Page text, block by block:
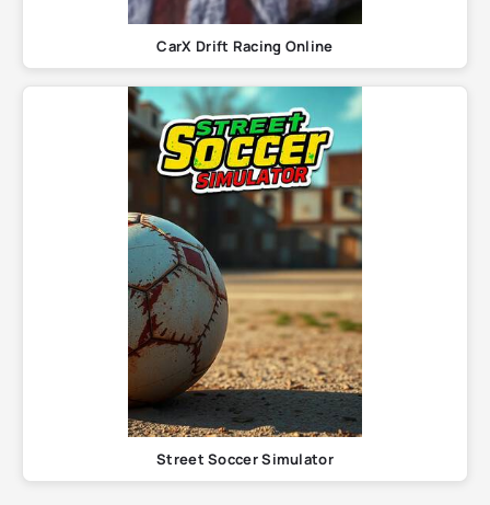
CarX Drift Racing Online
Street Soccer Simulator